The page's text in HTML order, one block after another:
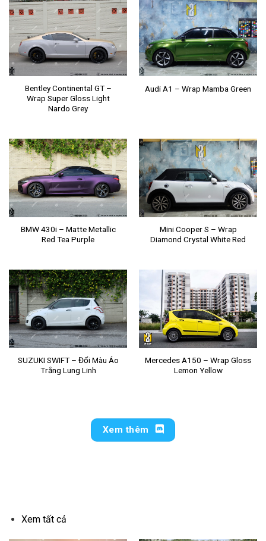
Bentley Continental GT –
Wrap Super Gloss Light
Nardo Grey
Audi A1 – Wrap Mamba Green
BMW 430i – Matte Metallic
Red Tea Purple
Mini Cooper S – Wrap
Diamond Crystal White Red
SUZUKI SWIFT – Đổi Màu Áo
Trắng Lung Linh
Mercedes A150 – Wrap Gloss
Lemon Yellow
Xem thêm
Xem tất cả